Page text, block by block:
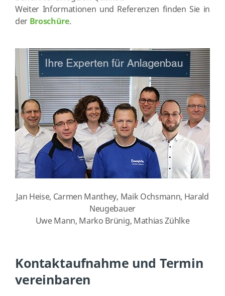
Weiter Informationen und Referenzen finden Sie in
der Broschüre.
Jan Heise, Carmen Manthey, Maik Ochsmann, Harald
Neugebauer
Uwe Mann, Marko Brünig, Mathias Zühlke
Kontaktaufnahme und Termin
vereinbaren